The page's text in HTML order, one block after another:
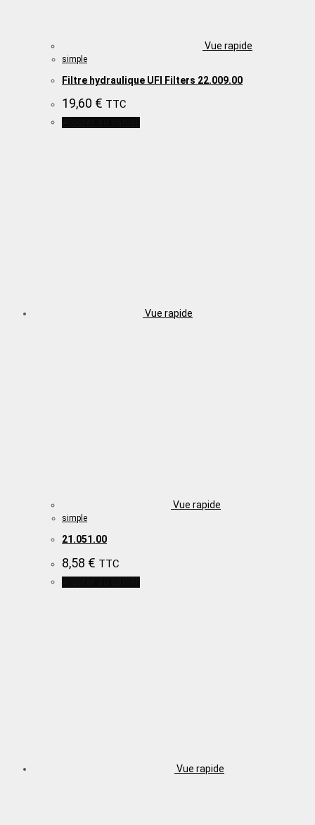
Vue rapide
simple
Filtre hydraulique UFI Filters 22.009.00
19,60 € TTC
Vue rapide
Vue rapide
simple
21.051.00
8,58 € TTC
Vue rapide